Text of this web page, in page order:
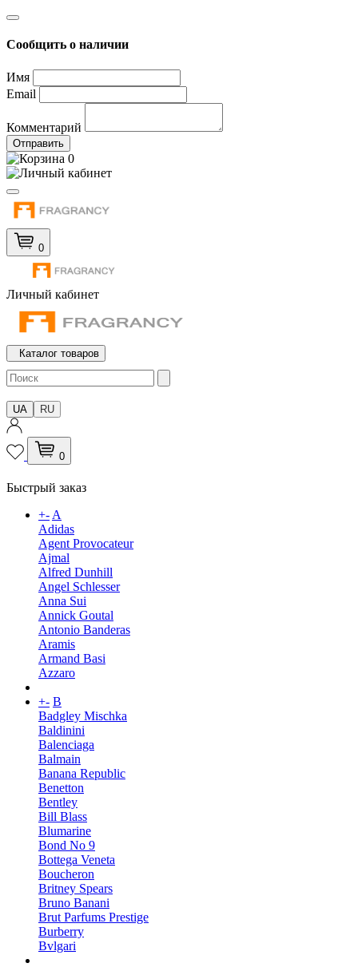
Сообщить о наличии
Имя
Email
Комментарий
Отправить
0
0
Личный кабинет
Каталог товаров
UA RU
0
Быстрый заказ
+-A
Adidas
Agent Provocateur
Ajmal
Alfred Dunhill
Angel Schlesser
Anna Sui
Annick Goutal
Antonio Banderas
Aramis
Armand Basi
Azzaro
+- B
Badgley Mischka
Baldinini
Balenciaga
Balmain
Banana Republic
Benetton
Bentley
Bill Blass
Blumarine
Bond No 9
Bottega Veneta
Boucheron
Britney Spears
Bruno Banani
Brut Parfums Prestige
Burberry
Bvlgari